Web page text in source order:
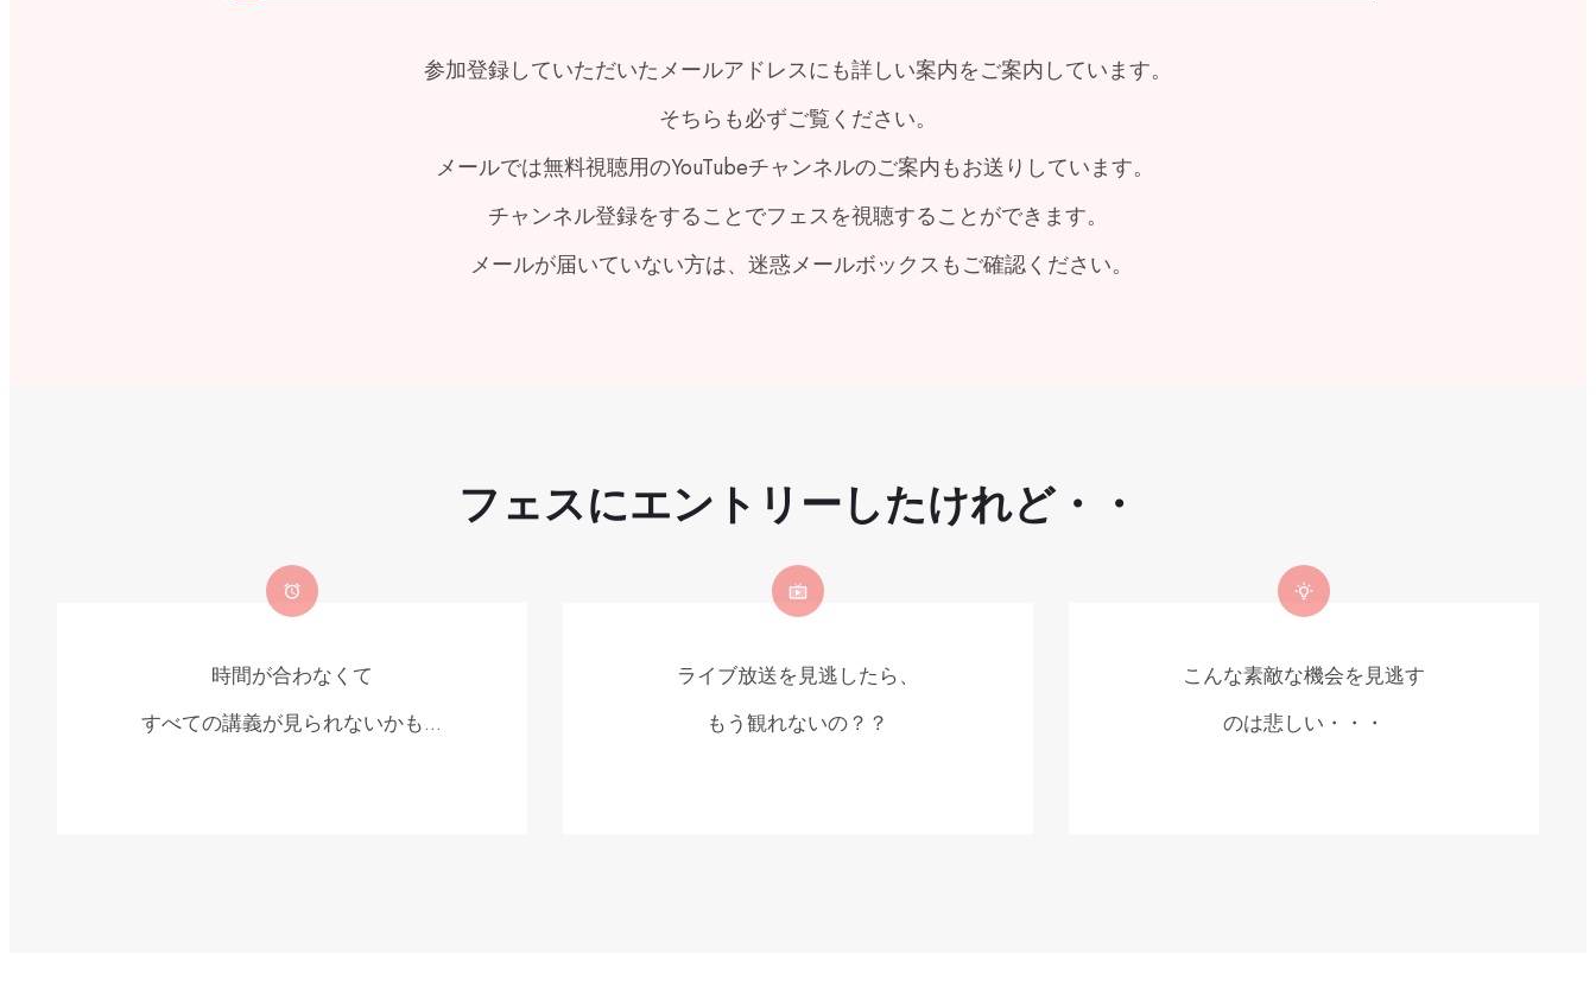
参加登録していただいたメールアドレスにも詳しい案内をご案内しています。
そちらも必ずご覧ください。
メールでは無料視聴用のYouTubeチャンネルのご案内もお送りしています。
チャンネル登録をすることでフェスを視聴することができます。
メールが届いていない方は、迷惑メールボックスもご確認ください。
フェスにエントリーしたけれど・・
時間が合わなくて
すべての講義が見られないかも…
ライブ放送を見逃したら、
もう観れないの？？
こんな素敵な機会を見逃す
のは悲しい・・・